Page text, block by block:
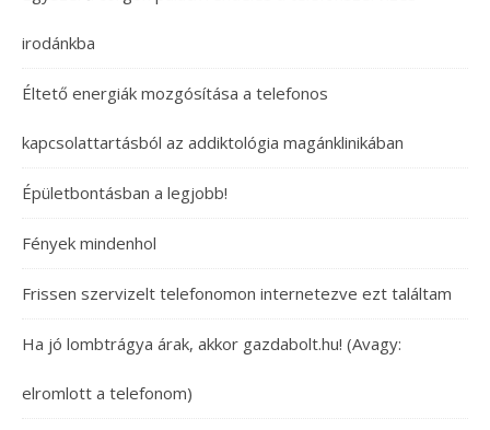
irodánkba
Éltető energiák mozgósítása a telefonos
kapcsolattartásból az addiktológia magánklinikában
Épületbontásban a legjobb!
Fények mindenhol
Frissen szervizelt telefonomon internetezve ezt találtam
Ha jó lombtrágya árak, akkor gazdabolt.hu! (Avagy:
elromlott a telefonom)